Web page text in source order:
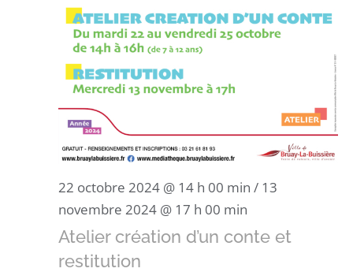
22 octobre 2024 @ 14 h 00 min / 13
novembre 2024 @ 17 h 00 min
Atelier création d’un conte et
restitution